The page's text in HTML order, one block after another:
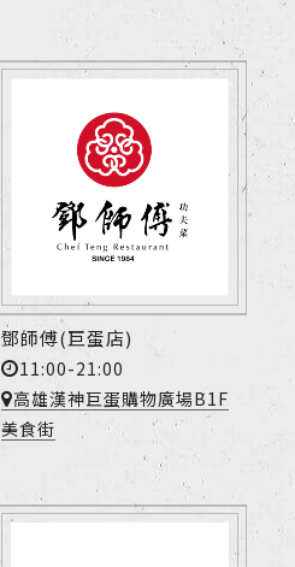
鄧師傅(巨蛋店)
11:00-21:00
高雄漢神巨蛋購物廣場B1F
美食街